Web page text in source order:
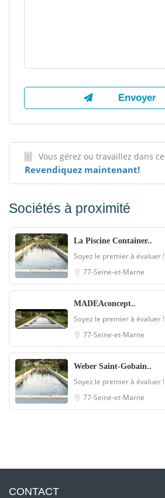
Vous gérez ou travaillez dans
Revendiquez maintenant!
Sociétés à proximité
La Piscine Container..
Soyez le premier à évaluer !
77-Seine-et-Marne
MADEAconcept..
Soyez le premier à évaluer !
77-Seine-et-Marne
Weber Saint-Gobain..
Soyez le premier à évaluer !
77-Seine-et-Marne
CONTACT